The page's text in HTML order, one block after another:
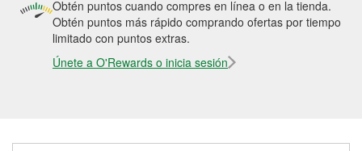
Obtén puntos cuando compres en línea o en la tienda.
Obtén puntos más rápido comprando ofertas por tiempo
limitado con puntos extras.
Únete a O'Rewards o inicia sesión